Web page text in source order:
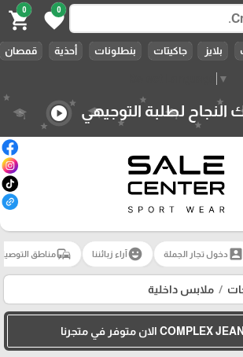
▼
0
favorite
0
shopping_cart
بلايز جاكيتات بنطلونات أحذية قمصان
النجاح لطلبة التوجيهي play_circle
account_box دخول تجار الجملة emoji_emotionsآراء زبائننا commuteمناطق
ملابس داخلية